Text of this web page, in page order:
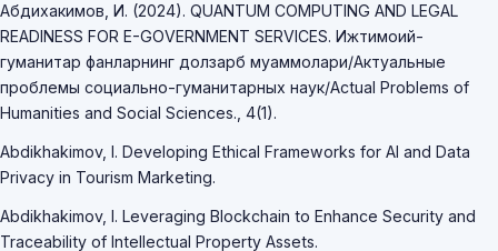
Абдихакимов, И. (2024). QUANTUM COMPUTING AND LEGAL
READINESS FOR E-GOVERNMENT SERVICES. Ижтимоий-
гуманитар фанларнинг долзарб муаммолари/Актуальные
проблемы социально-гуманитарных наук/Actual Problems of
Humanities and Social Sciences., 4(1).
Abdikhakimov, I. Developing Ethical Frameworks for AI and Data
Privacy in Tourism Marketing.
Abdikhakimov, I. Leveraging Blockchain to Enhance Security and
Traceability of Intellectual Property Assets.